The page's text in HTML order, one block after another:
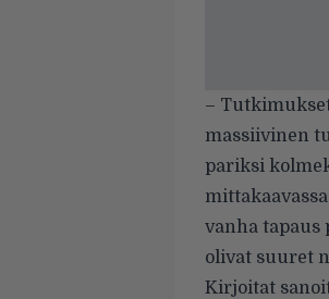
–
massiivinen
pariksi
vanha tapaus
olivat suuret
Kirjoitat